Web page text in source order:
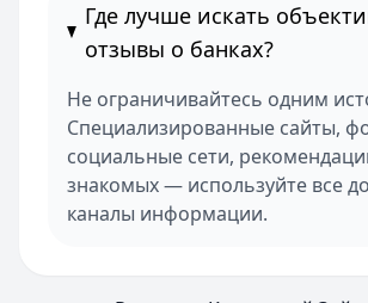
Где лучше искать
отзывы о банках?
Не ограничивайтесь одним
Специализированные сайты,
социальные сети,
знакомых — используйте все
каналы информации.